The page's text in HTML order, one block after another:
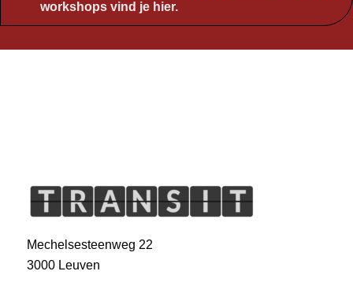
workshops vind je hier.
Mechelsesteenweg 22
3000 Leuven